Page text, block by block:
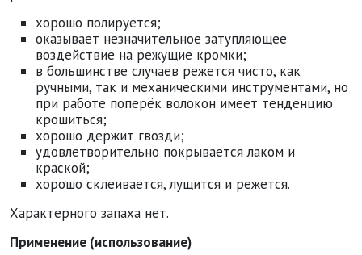
хорошо полируется;
оказывает незначительное затупляющее
воздействие на режущие кромки;
в большинстве случаев режется чисто, как
ручными, так и механическими инструментами, но
при работе поперёк волокон имеет тенденцию
крошиться;
хорошо держит гвозди;
удовлетворительно покрывается лаком и
краской;
хорошо склеивается, лущится и режется.
Характерного запаха нет.
Применение (использование)